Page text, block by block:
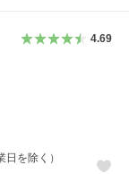
4.69
を除く）